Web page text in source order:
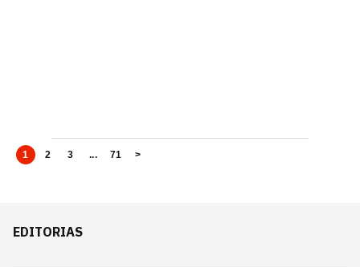
1 2 3 ... 71 >
EDITORIAS